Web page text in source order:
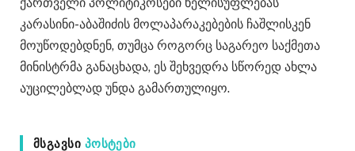
კარასინი-აბაშიძის მოლაპარაკებების ჩაშლისკენ
მოუწოდებდნენ, თუმცა როგორც საგარეო საქმეთა
მინისტრმა განაცხადა, ეს შეხვედრა სწორედ ახლა
აუცილებლად უნდა გამართულიყო.
ᲛᲡᲒᲐᲕᲡᲘ ᲞᲝᲡᲢᲔᲑᲘ